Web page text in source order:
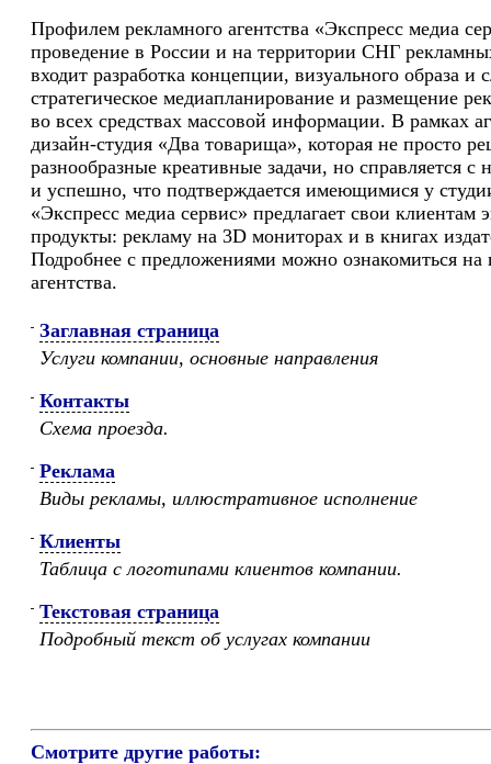
Профилем рекламного агентства «Экспресс медиа
проведение в России и на территории СНГ
входит разработка концепции, визуального образа и
стратегическое медиапланирование и размещение
во всех средствах массовой информации. В рамках
дизайн-студия «Два товарища», которая не просто
разнообразные креативные задачи, но справляется
и успешно, что подтверждается имеющимися у
«Экспресс медиа сервис» предлагает свои клиентам
продукты: рекламу на 3D мониторах и в книгах
Подробнее с предложениями можно ознакомиться на
агентства.
Заглавная страница
Услуги компании, основные направления
Контакты
Схема проезда.
Реклама
Виды рекламы, иллюстративное исполнение
Клиенты
Таблица с логотипами клиентов компании.
Текстовая страница
Подробный текст об услугах компании
Смотрите другие работы: